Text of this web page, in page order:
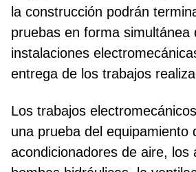
la construcción podrán
pruebas en forma simultánea
instalaciones
entrega de los trabajos
Los trabajos
una prueba del equipamiento
acondicionadores de aire, los